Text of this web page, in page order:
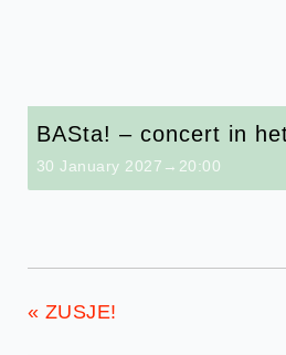
BASta! – concert in
30 January 2027→20:00
« ZUSJE!